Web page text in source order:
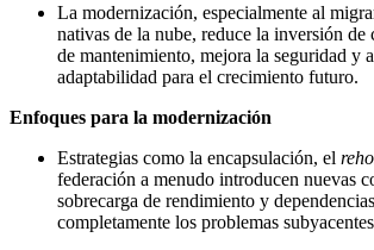
La modernización, especialmente al
nativas de la nube, reduce la inversión de
de mantenimiento, mejora la seguridad y
adaptabilidad para el crecimiento futuro.
Enfoques para la modernización
Estrategias como la encapsulación, el
federación a menudo introducen nuevas
sobrecarga de rendimiento y
completamente los problemas